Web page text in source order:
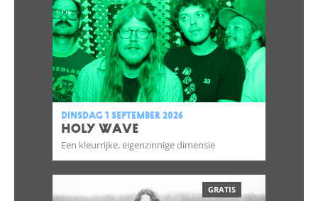
dinsdag 1 september 2026
HOLY WAVE
Een kleurrijke, eigenzinnige dimensie
GRATIS